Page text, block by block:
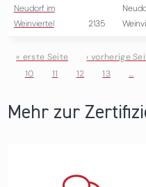
Neudorf im
Weinviertel
2135
Seiten
« erste Seite ‹ vorherige
10
11 12 13 …
Mehr zur